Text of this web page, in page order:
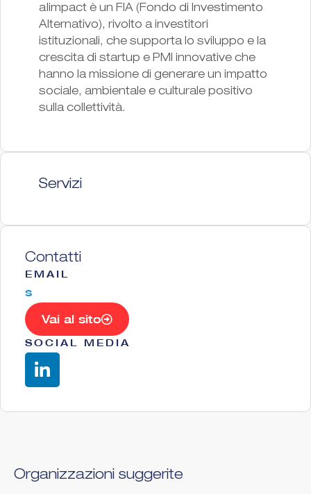
a|impact è un FIA (Fondo di Investimento
Alternativo), rivolto a investitori
istituzionali, che supporta lo sviluppo e la
crescita di startup e PMI innovative che
hanno la missione di generare un impatto
sociale, ambientale e culturale positivo
sulla collettività.
Servizi
Contatti
EMAIL
s
Vai al sito
SOCIAL MEDIA
Organizzazioni suggerite